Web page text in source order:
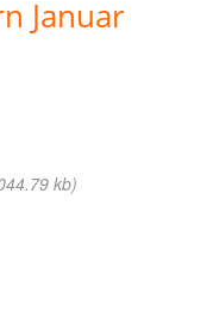
Januar
kb)